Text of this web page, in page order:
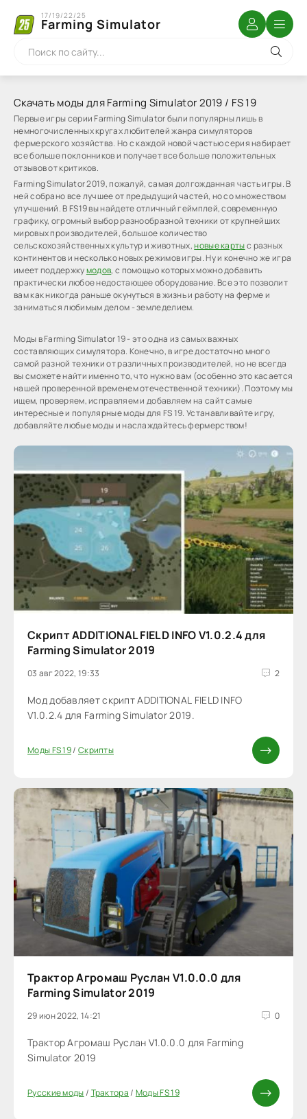
Farming Simulator
17/19/22/25
Скачать моды для Farming Simulator 2019 / FS 19
Первые игры серии Farming Simulator были популярны лишь в
немногочисленных кругах любителей жанра симуляторов
фермерского хозяйства. Но с каждой новой частью серия набирает
все больше поклонников и получает все больше положительных
отзывов от критиков.
Farming Simulator 2019, пожалуй, самая долгожданная часть игры. В
ней собрано все лучшее от предыдущий частей, но со множеством
улучшений. В FS19 вы найдете отличный геймплей, современную
графику, огромный выбор разнообразной техники от крупнейших
мировых производителей, большое количество
сельскохозяйственных культур и животных,новые картыс разных
континентов и несколько новых режимов игры. Ну и конечно же игра
имеет поддержкумодов, с помощью которых можно добавить
практически любое недостающее оборудование. Все это позволит
вам как никогда раньше окунуться в жизнь и работу на ферме и
заниматься любимым делом - земледелием.
Моды в Farming Simulator 19 - это одна из самых важных
составляющих симулятора. Конечно, в игре достаточно много
самой разной техники от различных производителей, но не всегда
вы сможете найти именно то, что нужно вам (особенно это касается
нашей проверенной временем отечественной техники). Поэтому мы
ищем, проверяем, исправляем и добавляем на сайт самые
интересные и популярные моды для FS 19. Устанавливайте игру,
добавляйте любые моды и наслаждайтесь фермерством!
Скрипт ADDITIONAL FIELD INFO V1.0.2.4 для
Farming Simulator 2019
03 авг 2022, 19:33 2
Мод добавляет скрипт ADDITIONAL FIELD INFO
V1.0.2.4 для Farming Simulator 2019.
Моды FS 19/ Скрипты
Трактор Агромаш Руслан V1.0.0.0 для
Farming Simulator 2019
29 июн 2022, 14:21 0
Трактор Агромаш Руслан V1.0.0.0 для Farming
Simulator 2019
Русские моды/ Трактора/ Моды FS 19